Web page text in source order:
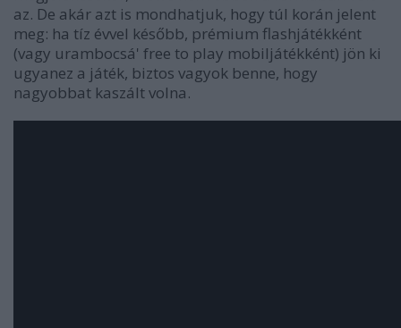
az. De akár azt is mondhatjuk, hogy túl korán jelent
meg: ha tíz évvel később, prémium flashjátékként
(vagy urambocsá' free to play mobiljátékként) jön ki
ugyanez a játék, biztos vagyok benne, hogy
nagyobbat kaszált volna.